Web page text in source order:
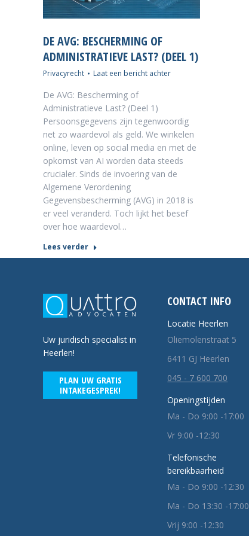
DE AVG: BESCHERMING OF
ADMINISTRATIEVE LAST? (DEEL 1)
Privacyrecht Laat een bericht achter
De AVG: Bescherming of
Administratieve Last? (Deel 1)
Persoonsgegevens zijn tegenwoordig
net zo waardevol als geld. We winkelen
online, leven op social media en met de
opkomst van AI worden data steeds
crucialer. Sinds de invoering van de
Algemene Verordening
Gegevensbescherming (AVG) in 2018 is
er veel veranderd. Toch lijkt het besef
over hoe waardevol…
Lees verder
Uw juridisch specialist in
Heerlen!
PLAN UW GRATIS
INTAKEGESPREK!
CONTACT INFO
Locatie Heerlen
Oliemolenstraat 5
6411 GJ Heerlen
045 - 7 600 700
Openingstijden
Ma - Do 9:00 -17:00
Vr 9:00 -12:30
Telefonische
bereikbaarheid
Ma - Do 9:00 -12:30
Ma - Do 13:30 -17:00
Vrij 9:00 -12:30